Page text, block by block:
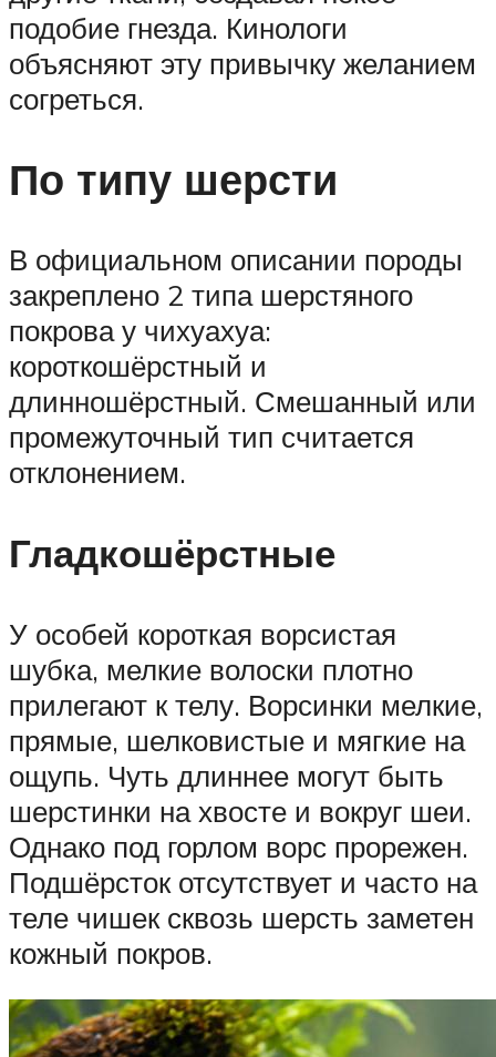
подобие гнезда. Кинологи
объясняют эту привычку желанием
согреться.
По типу шерсти
В официальном описании породы
закреплено 2 типа шерстяного
покрова у чихуахуа:
короткошёрстный и
длинношёрстный. Смешанный или
промежуточный тип считается
отклонением.
Гладкошёрстные
У особей короткая ворсистая
шубка, мелкие волоски плотно
прилегают к телу. Ворсинки мелкие,
прямые, шелковистые и мягкие на
ощупь. Чуть длиннее могут быть
шерстинки на хвосте и вокруг шеи.
Однако под горлом ворс прорежен.
Подшёрсток отсутствует и часто на
теле чишек сквозь шерсть заметен
кожный покров.